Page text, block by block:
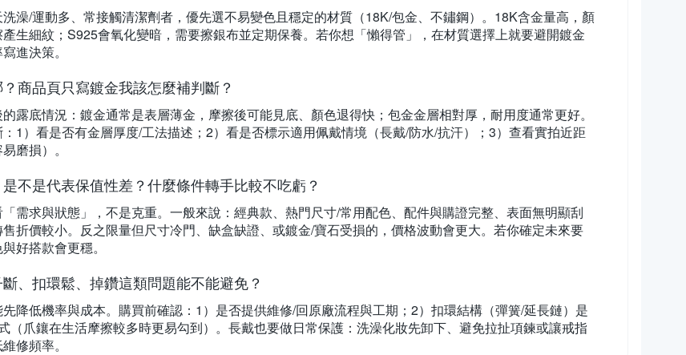
澡/運動多、常接觸清潔劑者，優先選不易變色且穩定的材質（18K/包金、不鏽鋼）。18K含金量高，顏
生細紋；S925會氧化變暗，需要擦銀布並定期保養。若你想「懶得管」，在材質選擇上就要避開鍍金
進決策。
商品頁只寫鍍金我該怎麼補判斷？
露底情況：鍍金通常是表層薄金，摩擦後可能見底、顏色退得快；包金金層相對厚，耐用度通常更好。
1）看是否有金層厚度/工法描述；2）看是否標示適用佩戴情境（長戴/防水/抗汗）；3）查看實拍近距
磨損）。
不是代表保值性差？什麼條件轉手比較不吃虧？
需求與狀態」，不是克重。一般來說：經典款、熱門尺寸/常用配色、配件與購證完整、表面無明顯刮
折價較小。反之限量但尺寸冷門、缺盒缺證、或鍍金/寶石受損的，價格波動會更大。若你確定未來要
好搭款會更穩。
、扣環鬆、掉鑽這類問題能不能避免？
降低機率與成本。購買前確認：1）是否提供維修/回原廠流程與工期；2）扣環結構（彈簧/延長鏈）是
（爪鑲在生活摩擦較多時更易勾到）。長戴也要做日常保護：洗澡化妝先卸下、避免拉扯項鍊或讓戒指
修頻率。